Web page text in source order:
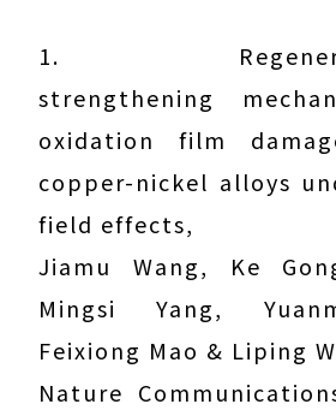
1.
strengthening
oxidation film
copper-nickel alloys
field effects,
Jiamu Wang, Ke
Mingsi Yang,
Feixiong Mao & Liping
Nature